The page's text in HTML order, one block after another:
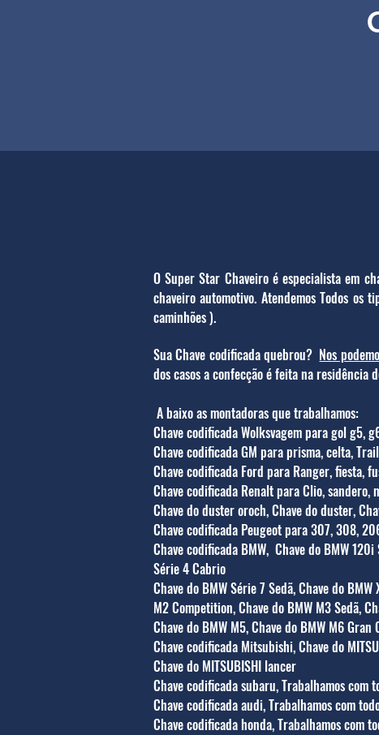
O Super Star Chaveiro é especialista em
chaveiro automotivo. Atendemos Todos os
caminhões ).
Sua Chave codificada quebrou? Nos
dos casos a confecção é feita na residência
A baixo as montadoras que trabalhamos:
Chave codificada Wolksvagem para gol g5,
Chave codificada GM para prisma, celta,
Chave codificada Ford para Ranger, fiesta,
Chave codificada Renalt para Clio, sandero,
Chave do duster oroch, Chave do duster,
Chave codificada Peugeot para 307, 308,
Chave codificada BMW, Chave do BMW
Série 4 Cabrio
Chave do BMW Série 7 Sedã, Chave do
M2 Competition, Chave do BMW M3 Sedã,
Chave do BMW M5, Chave do BMW M6 Gran
Chave codificada Mitsubishi, Chave do
Chave do MITSUBISHI lancer
Chave codificada subaru, Trabalhamos com
Chave codificada audi, Trabalhamos com
Chave codificada honda, Trabalhamos com